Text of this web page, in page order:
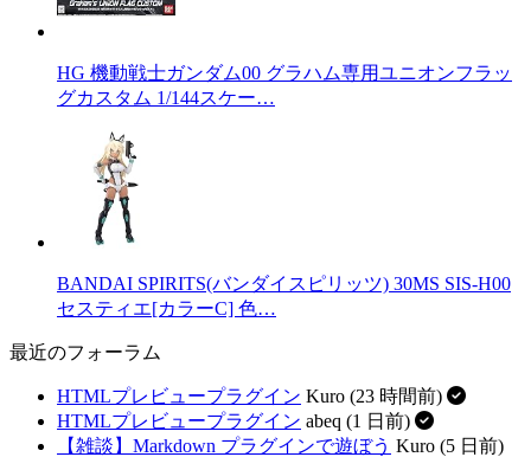
HG 機動戦士ガンダム00 グラハム専用ユニオンフラッ
グカスタム 1/144スケー…
BANDAI SPIRITS(バンダイスピリッツ) 30MS SIS-H00
セスティエ[カラーC] 色…
最近のフォーラム
HTMLプレビュープラグイン Kuro (23 時間前)
HTMLプレビュープラグイン abeq (1 日前)
【雑談】Markdown プラグインで遊ぼう Kuro (5 日前)